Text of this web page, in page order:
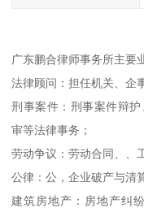
广东鹏合律师事务所主要
法律顾问：担任机关、企
刑事案件：刑事案件辩
审等法律事务；
劳动争议：劳动合同、
公律：公，企业破产与
建筑房地产：房地产纠